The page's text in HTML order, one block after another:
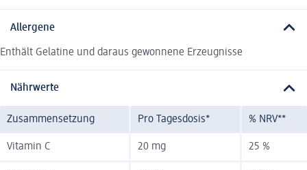
Allergene
Enthält Gelatine und daraus gewonnene Erzeugnisse
Nährwerte
Zusammensetzung Pro Tagesdosis* % NRV**
Vitamin C 20 mg 25 %